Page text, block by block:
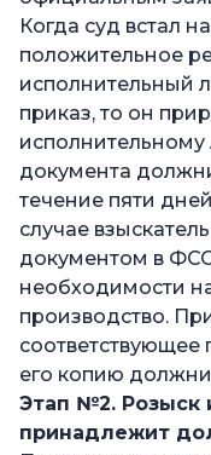
Когда суд встал
положительное
исполнительный
приказ, то он
исполнительному
документа
течение пяти
случае
документом в
необходимости
производство.
соответствующее
его копию
Этап №2. Розыск
принадлежит